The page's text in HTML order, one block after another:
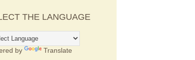
THE LANGUAGE
by Translate